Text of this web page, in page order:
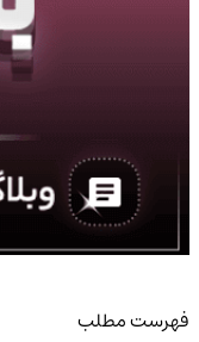
فهرست مطلب